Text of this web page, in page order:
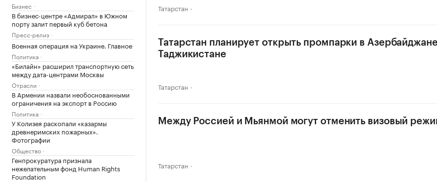
Бизнес
В бизнес-центре «Адмирал» в Южном
порту залит первый куб бетона
Пресс-релиз
Военная операция на Украине. Главное
Политика
«Билайн» расширил транспортную сеть
между дата-центрами Москвы
Отрасли
В Армении назвали необоснованными
ограничения на экспорт в Россию
Политика
У Колизея раскопали «казармы
древнеримских пожарных».
Фотографии
Общество
Генпрокуратура признала
нежелательным фонд Human Rights
Foundation
Татарстан
Татарстан планирует открыть промпарки в
Таджикистане
Татарстан
Между Россией и Мьянмой могут отменить визовый
Татарстан